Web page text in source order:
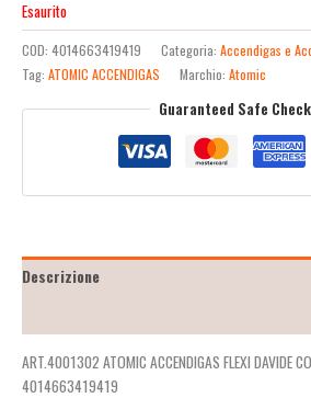
Esaurito
COD: 4014663419419 Categoria: Accendigas e
Tag: ATOMIC ACCENDIGAS Marchio: Atomic
Guaranteed Safe
Descrizione
ART.4001302 ATOMIC ACCENDIGAS FLEXI DAVIDE
4014663419419